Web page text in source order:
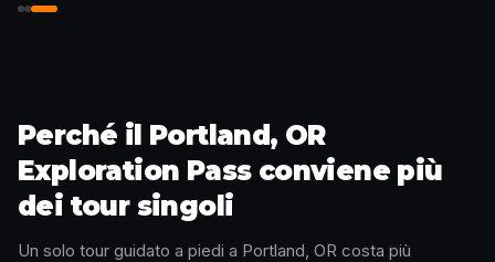
Perché il Portland, OR
Exploration Pass conviene più
dei tour singoli
Un solo tour guidato a piedi a Portland, OR costa più